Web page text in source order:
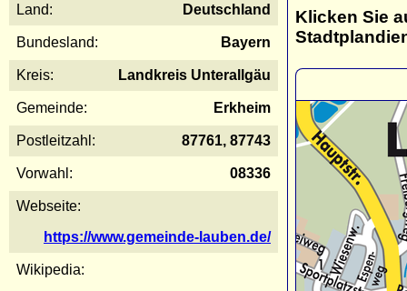
Land: Deutschland
Bundesland: Bayern
Kreis: Landkreis Unterallgäu
Gemeinde: Erkheim
Postleitzahl: 87761, 87743
Vorwahl: 08336
Webseite:
https://www.gemeinde-lauben.de/
Wikipedia:
Klicken Sie